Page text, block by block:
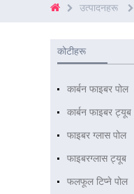
उत्पादनहरू
कोटीहरू
कार्बन फाइबर पोल
कार्बन फाइबर ट्यूब
फाइबर ग्लास पोल
फाइबरग्लास ट्यूब
फलफूल टिप्ने पोल